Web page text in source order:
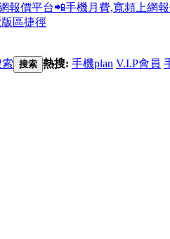
報價平台📲手機月費,寬頻上網
區捷徑
搜索 熱搜: 手機plan V.I.P會員